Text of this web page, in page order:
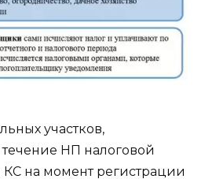
участков,
НП налоговой
КС на момент регистрации